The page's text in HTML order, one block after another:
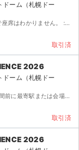
ーム（札幌ドー
[詳細] 指定席 招待チケットとなるため、当日まで座席はわかりません。 : 〜 : での受渡し...
取引済
2026
ーム（札幌ドー
[詳細] 最速先行当選 座席未定 公演当日、開演 時間前に最寄駅または会場付近にて待ち合わせし、端末を...
取引済
2026